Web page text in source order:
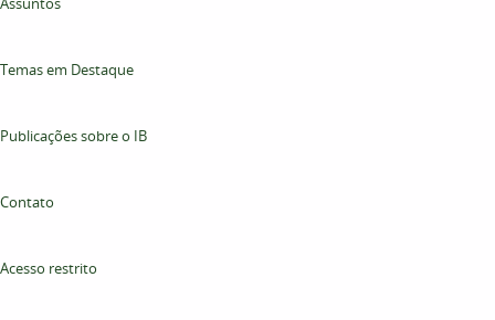
Temas em Destaque
Publicações sobre o IB
Contato
Acesso restrito